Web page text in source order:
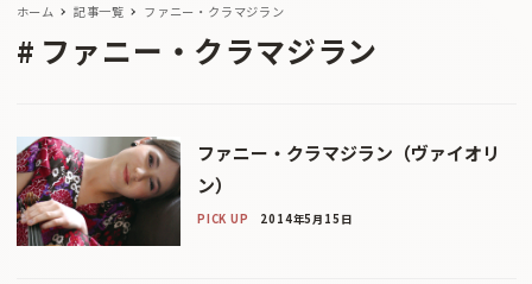
ホーム 記事一覧 ファニー・クラマジラン
ファニー・クラマジラン
ファニー・クラマジラン（ヴァイオリ
ン）
PICK UP 2014年5月15日